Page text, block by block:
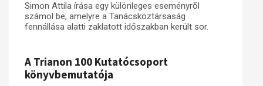
Simon Attila írása egy különleges eseményről
számol be, amelyre a Tanácsköztársaság
fennállása alatti zaklatott időszakban került sor.
A Trianon 100 Kutatócsoport
könyvbemutatója